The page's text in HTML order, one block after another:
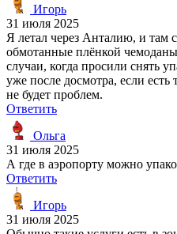
Игорь
31 июля 2025
Я летал через Анталию, и там
обмотанные плёнкой
случаи, когда просили снять
уже после досмотра, если
не будет проблем.
Ответить
Ольга
31 июля 2025
А где в аэропорту можно
Ответить
Игорь
31 июля 2025